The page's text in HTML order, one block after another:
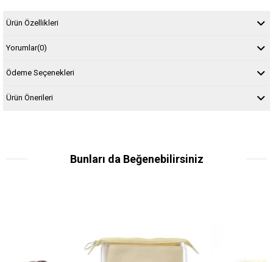
Ürün Özellikleri
Yorumlar(0)
Ödeme Seçenekleri
Ürün Önerileri
Bunları da Beğenebilirsiniz